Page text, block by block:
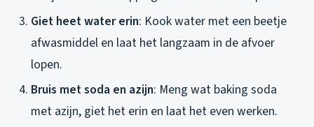
Giet heet water erin: Kook water met een beetje
afwasmiddel en laat het langzaam in de afvoer
lopen.
Bruis met soda en azijn: Meng wat baking soda
met azijn, giet het erin en laat het even werken.